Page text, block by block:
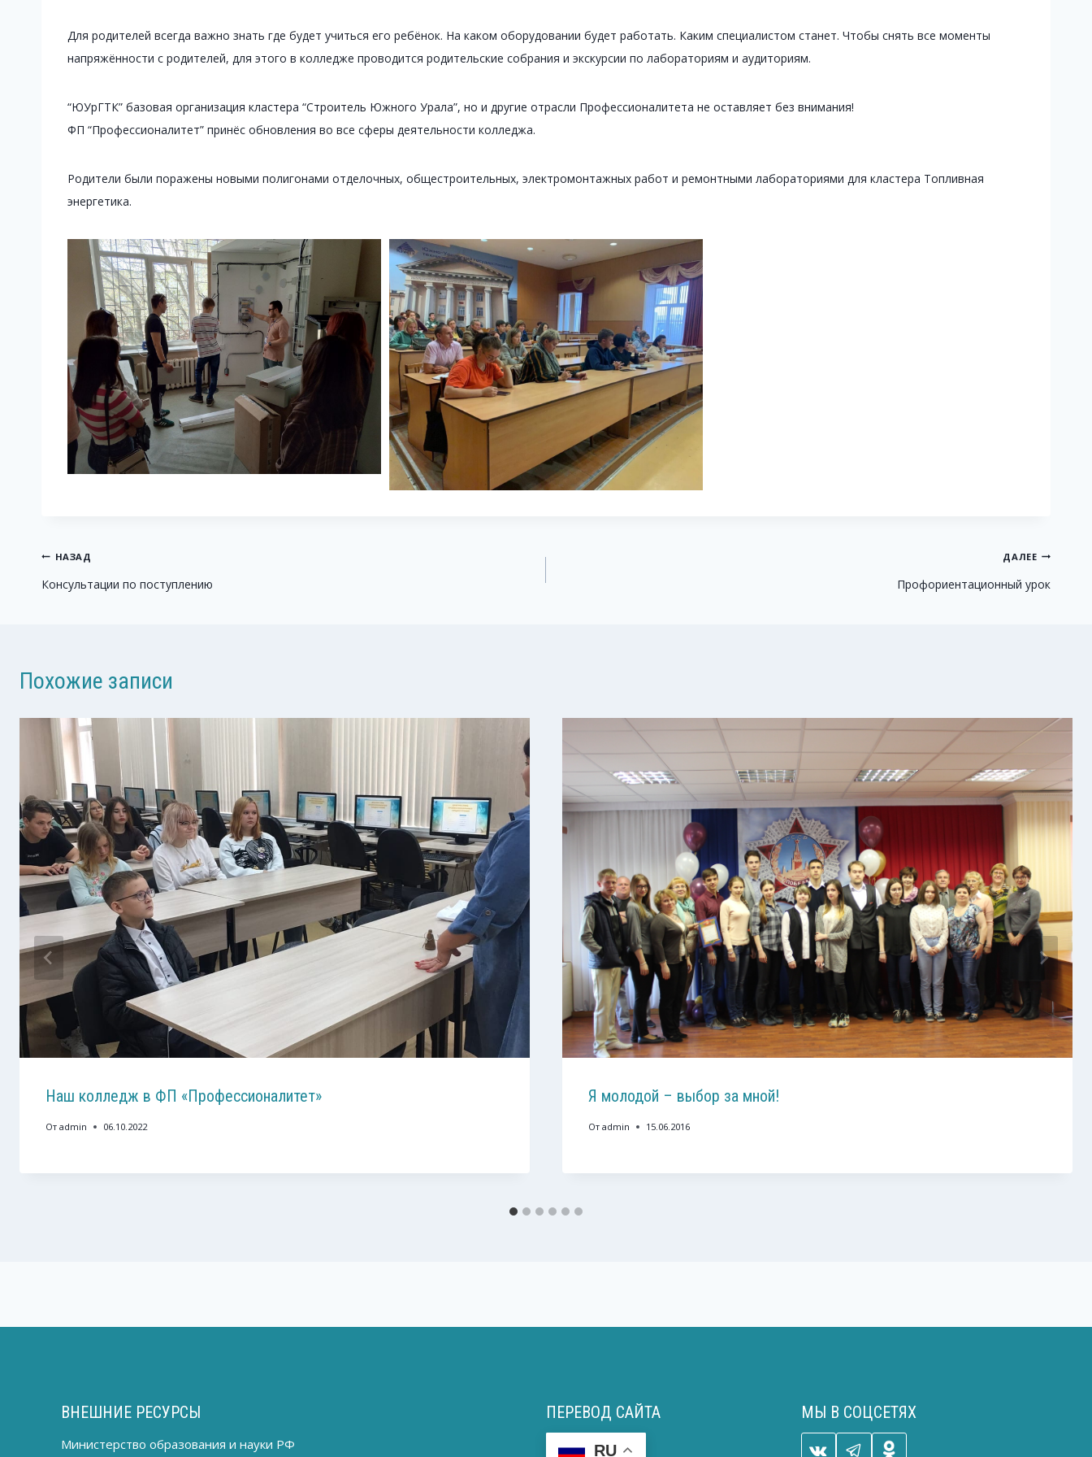
Для родителей всегда важно знать где будет учиться его ребёнок. На каком оборудовании будет работать. Каким специалистом станет. Чтобы снять все моменты
напряжённости с родителей, для этого в колледже проводится родительские собрания и экскурсии по лабораториям и аудиториям.
“ЮУрГТК” базовая организация кластера “Строитель Южного Урала”, но и другие отрасли Профессионалитета не оставляет без внимания!
ФП “Профессионалитет” принёс обновления во все сферы деятельности колледжа.
Родители были поражены новыми полигонами отделочных, общестроительных, электромонтажных работ и ремонтными лабораториями для кластера Топливная
энергетика.
Навигация
по
НАЗАД
Консультации по поступлению
ДАЛЕЕ
Профориентационный урок
Похожие записи
Наш колледж в ФП «Профессионалитет»
От admin 06.10.2022
Я молодой – выбор за мной!
От admin 15.06.2016
ВНЕШНИЕ РЕСУРСЫ
Министерство образования и науки РФ
ПЕРЕВОД САЙТА
RU
МЫ В СОЦСЕТЯХ